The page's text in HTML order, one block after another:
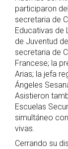
participaron
secretaria de
Educativas de
de Juventud
secretaria de
Francese; la
Arias; la jefa
Ángeles
Asistieron
Escuelas
simultáneo
vivas.
Cerrando su